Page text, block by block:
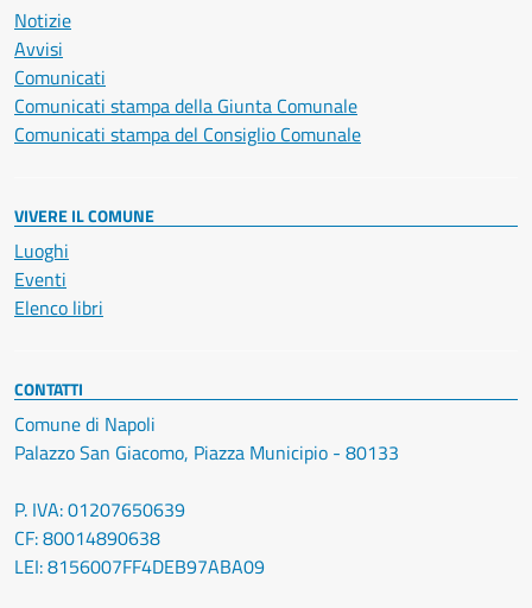
Notizie
Avvisi
Comunicati
Comunicati stampa della Giunta Comunale
Comunicati stampa del Consiglio Comunale
VIVERE IL COMUNE
Luoghi
Eventi
Elenco libri
CONTATTI
Comune di Napoli
Palazzo San Giacomo, Piazza Municipio - 80133
P. IVA: 01207650639
CF: 80014890638
LEI: 8156007FF4DEB97ABA09